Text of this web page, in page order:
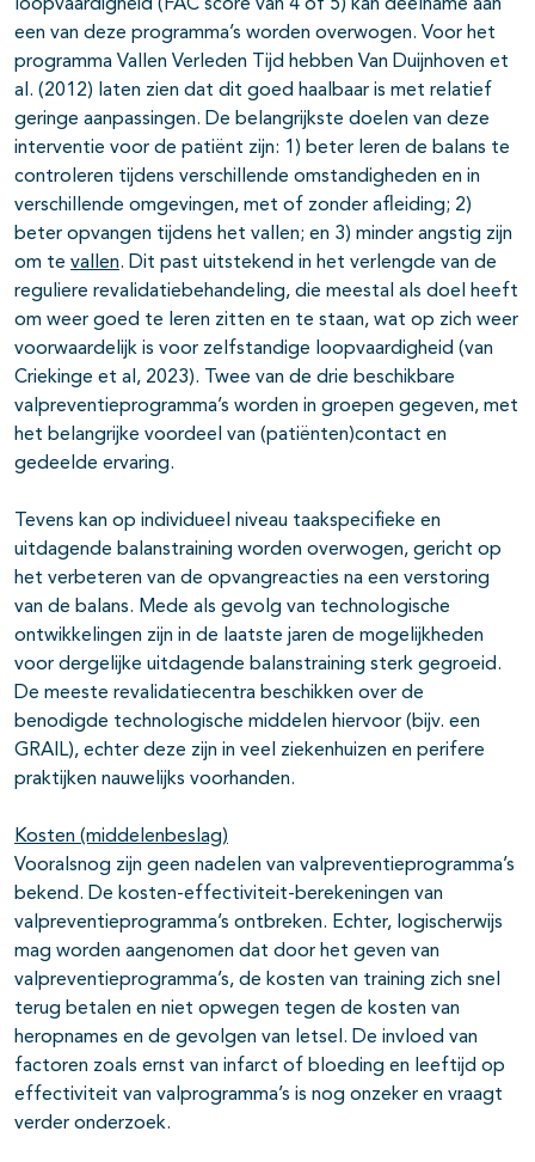
loopvaardigheid (FAC score van 4 of 5) kan deelname aan
een van deze programma’s worden overwogen. Voor het
programma Vallen Verleden Tijd hebben Van Duijnhoven et
al. (2012) laten zien dat dit goed haalbaar is met relatief
geringe aanpassingen. De belangrijkste doelen van deze
interventie voor de patiënt zijn: 1) beter leren de balans te
controleren tijdens verschillende omstandigheden en in
verschillende omgevingen, met of zonder afleiding; 2)
beter opvangen tijdens het vallen; en 3) minder angstig zijn
om te vallen. Dit past uitstekend in het verlengde van de
reguliere revalidatiebehandeling, die meestal als doel heeft
om weer goed te leren zitten en te staan, wat op zich weer
voorwaardelijk is voor zelfstandige loopvaardigheid (van
Criekinge et al, 2023). Twee van de drie beschikbare
valpreventieprogramma’s worden in groepen gegeven, met
het belangrijke voordeel van (patiënten)contact en
gedeelde ervaring.
Tevens kan op individueel niveau taakspecifieke en
uitdagende balanstraining worden overwogen, gericht op
het verbeteren van de opvangreacties na een verstoring
van de balans. Mede als gevolg van technologische
ontwikkelingen zijn in de laatste jaren de mogelijkheden
voor dergelijke uitdagende balanstraining sterk gegroeid.
De meeste revalidatiecentra beschikken over de
benodigde technologische middelen hiervoor (bijv. een
GRAIL), echter deze zijn in veel ziekenhuizen en perifere
praktijken nauwelijks voorhanden.
Kosten (middelenbeslag)
Vooralsnog zijn geen nadelen van valpreventieprogramma’s
bekend. De kosten-effectiviteit-berekeningen van
valpreventieprogramma’s ontbreken. Echter, logischerwijs
mag worden aangenomen dat door het geven van
valpreventieprogramma’s, de kosten van training zich snel
terug betalen en niet opwegen tegen de kosten van
heropnames en de gevolgen van letsel. De invloed van
factoren zoals ernst van infarct of bloeding en leeftijd op
effectiviteit van valprogramma’s is nog onzeker en vraagt
verder onderzoek.